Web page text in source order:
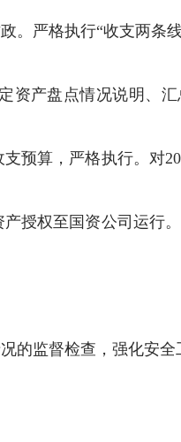
严格执行“收支两条
资产盘点情况说明、
预算，严格执行。对
授权至国资公司运行
的监督检查，强化安全